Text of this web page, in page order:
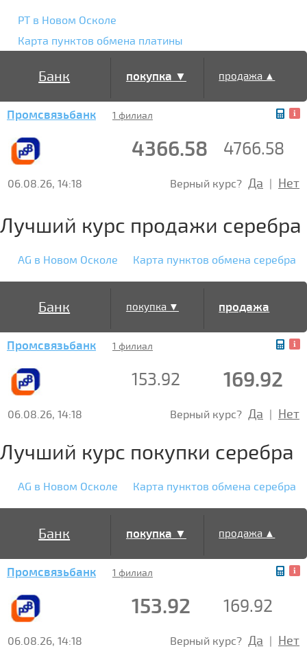
PT в Новом Осколе
Карта пунктов обмена платины
Банк покупка ▼ продажа ▲
Промсвязьбанк 1 филиал
4366.58 4766.58
06.08.26, 14:18 Верный курс? Да | Нет
Лучший курс продажи серебра
AG в Новом Осколе Карта пунктов обмена серебра
Банк покупка ▼ продажа
Промсвязьбанк 1 филиал
153.92 169.92
06.08.26, 14:18 Верный курс? Да | Нет
Лучший курс покупки серебра
AG в Новом Осколе Карта пунктов обмена серебра
Банк покупка ▼ продажа ▲
Промсвязьбанк 1 филиал
153.92 169.92
06.08.26, 14:18 Верный курс? Да | Нет